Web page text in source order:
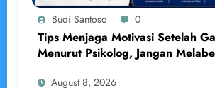
Budi Santoso 0
Tips Menjaga Motivasi Setelah
Menurut Psikolog, Jangan
August 8, 2026